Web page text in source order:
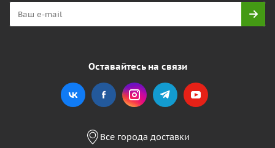
Оставайтесь на связи
Все города доставки